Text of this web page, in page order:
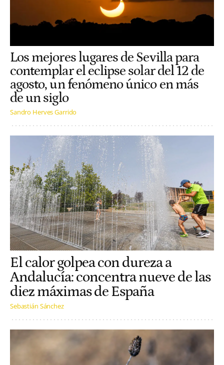
Los mejores lugares de Sevilla para
contemplar el eclipse solar del 12 de
agosto, un fenómeno único en más
de un siglo
Sandro Herves Garrido
El calor golpea con dureza a
Andalucía: concentra nueve de las
diez máximas de España
Sebastián Sánchez